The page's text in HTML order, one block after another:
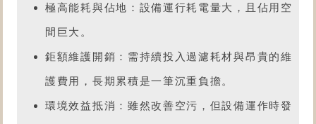
極高能耗與佔地：設備運行耗電量大，且佔用空
間巨大。
鉅額維護開銷：需持續投入過濾耗材與昂貴的維
護費用，長期累積是一筆沉重負擔。
環境效益抵消：雖然改善空污，但設備運作時發